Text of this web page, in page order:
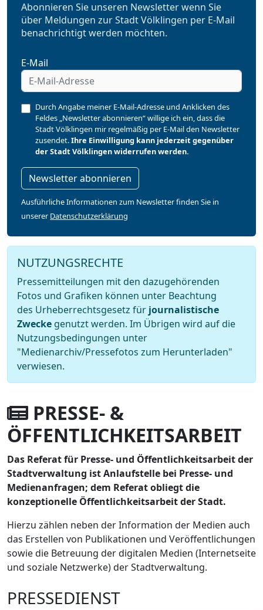
Abonnieren Sie unseren Newsletter wenn Sie
über Meldungen zur Stadt Völklingen per E-Mail
benachrichtigt werden möchten.
E-Mail
Durch Angabe meiner E-Mail-Adresse und Anklicken des
Feldes „Newsletter abonnieren“ willige ich ein, dass die
Stadt Völklingen mir regelmäßig per E-Mail den Newsletter
zusendet.Ihre Einwilligung kann jederzeit gegenüber
der Stadt Völklingen widerrufen werden.
Newsletter abonnieren
Ausführliche Informationen zum Newsletter finden Sie in
unserer Datenschutzerklärung
NUTZUNGSRECHTE
Pressemitteilungen mit den dazugehörenden
Fotos und Grafiken können unter Beachtung
des Urheberrechtsgesetz für journalistische
Zwecke genutzt werden. Im Übrigen wird auf die
Nutzungsbedingungen unter
"Medienarchiv/Pressefotos zum Herunterladen"
verwiesen.
PRESSE- &
ÖFFENTLICHKEITSARBEIT
Das Referat für Presse- und Öffentlichkeitsarbeit der
Stadtverwaltung ist Anlaufstelle bei Presse- und
Medienanfragen; dem Referat obliegt die
konzeptionelle Öffentlichkeitsarbeit der Stadt.
Hierzu zählen neben der Information der Medien auch
das Erstellen von Publikationen und Veröffentlichungen
sowie die Betreuung der digitalen Medien (Internetseite
und soziale Netzwerke) der Stadtverwaltung.
PRESSEDIENST